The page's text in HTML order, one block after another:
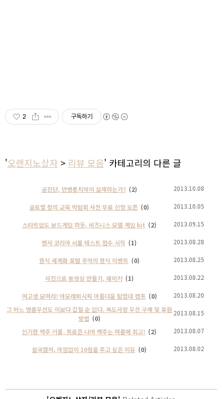
2 구독하기
'오렌지노상자 > 리뷰 모음' 카테고리의 다른 글
공진단, 만병통치약이 실재하는가? (2) 2013.10.08
글로벌 창의 교육 박람회 사전 무료 신청 오픈 (0) 2013.10.05
스타트업도 보드게임 하듯, 비즈니스 모델 게임 kit (2) 2013.09.15
멘사 코리아 서울 테스트 접수 시작 (1) 2013.08.28
한식 세계화 포털 추억의 한식 이벤트 (0) 2013.08.25
사진으로 동영상 만들기, 쉐이커 (1) 2013.08.22
여고생 모여라! 아모레퍼시픽 아름다움 탐험대 캠프 (0)
2013.08.20
그 어느 명품우산도 이보다 값질 순 없다. 독도사랑 우산 구매 및 후원
방법 (0)
2013.08.15
신기한 맥주 거품, 프로즌 나마 맥주는 여름에 최고! (2) 2013.08.07
설국열차, 아낌없이 10점을 주고 싶은 이유 (0) 2013.08.02